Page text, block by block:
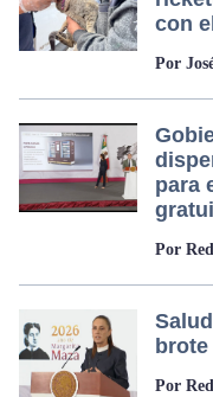
con
Por
para
Por
Por